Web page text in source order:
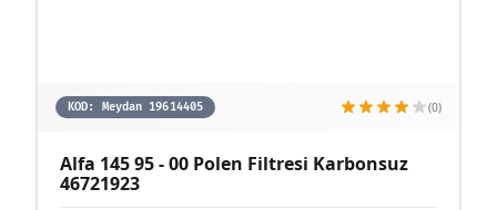
KOD: Meydan 19614405 (0)
Alfa 145 95 - 00 Polen Filtresi Karbonsuz
46721923